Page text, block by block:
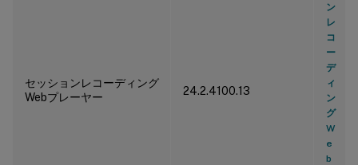
セッションレコーディング
Webプレーヤー
24.2.4100.13
ン
レ
コ
ー
デ
ィ
ン
グ
W
e
b